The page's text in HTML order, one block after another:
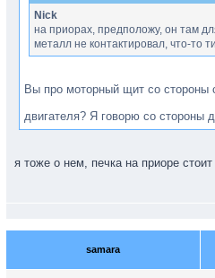
Nick
на приорах, предположу, он там
металл не контактировал, что-то
Вы про моторный щит со стороны
двигателя? Я говорю со стороны
я тоже о нем, печка на приоре
samara